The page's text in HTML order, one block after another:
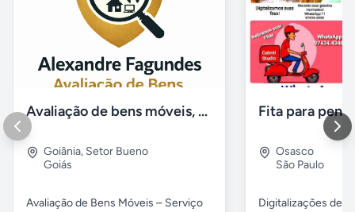
Avaliação de bens móveis, Avaliação patrimônial
Goiânia, Setor Bueno
Goiás
Avaliação de Bens Móveis – Serviço
Osasco
São Paulo
Digitalizações de